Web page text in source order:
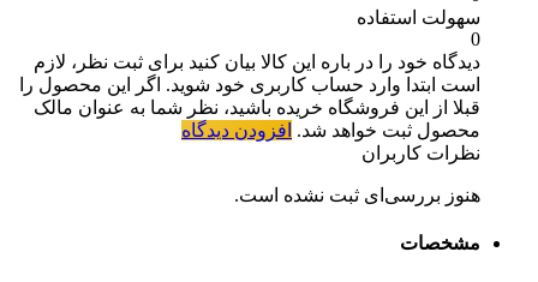
سهولت استفاده
0
دیدگاه خود را در باره این کالا بیان کنید برای ثبت نظر، لازم
است ابتدا وارد حساب کاربری خود شوید. اگر این محصول را
قبلا از این فروشگاه خریده باشید، نظر شما به عنوان مالک
محصول ثبت خواهد شد. افزودن دیدگاه
نظرات کاربران
هنوز بررسی‌ای ثبت نشده است.
مشخصات